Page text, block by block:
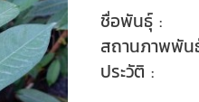
ชื่อพันธุ์ : ก
สถานภาพพัน
ประวัติ : เ